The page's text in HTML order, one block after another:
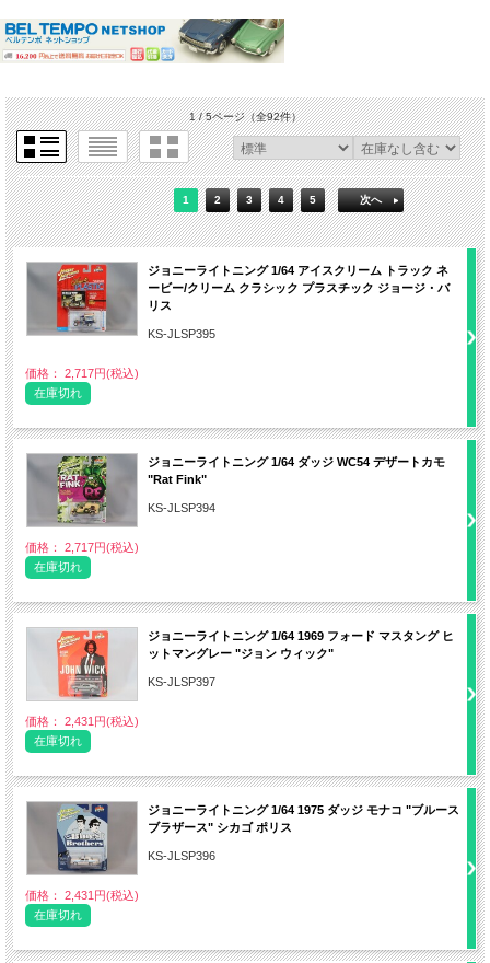
1 / 5ページ（全92件）
1 2 3 4 5 次へ
ジョニーライトニング 1/64 アイスクリーム トラック ネ
ービー/クリーム クラシック プラスチック ジョージ・バ
リス
KS-JLSP395
価格： 2,717円(税込)
在庫切れ
ジョニーライトニング 1/64 ダッジ WC54 デザートカモ
"Rat Fink"
KS-JLSP394
価格： 2,717円(税込)
在庫切れ
ジョニーライトニング 1/64 1969 フォード マスタング ヒ
ットマングレー "ジョン ウィック"
KS-JLSP397
価格： 2,431円(税込)
在庫切れ
ジョニーライトニング 1/64 1975 ダッジ モナコ "ブルース
ブラザース" シカゴ ポリス
KS-JLSP396
価格： 2,431円(税込)
在庫切れ